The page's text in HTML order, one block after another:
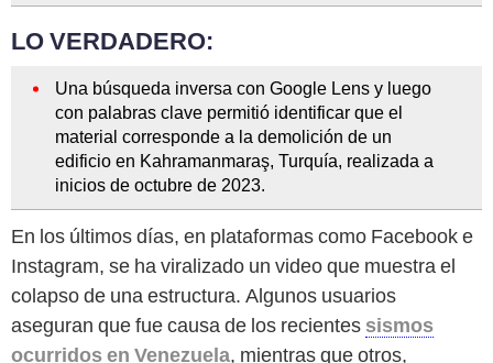
LO VERDADERO:
Una búsqueda inversa con Google Lens y luego
con palabras clave permitió identificar que el
material corresponde a la demolición de un
edificio en Kahramanmaraş, Turquía, realizada a
inicios de octubre de 2023.
En los últimos días, en plataformas como Facebook e
Instagram, se ha viralizado un video que muestra el
colapso de una estructura. Algunos usuarios
aseguran que fue causa de los recientes sismos
ocurridos en Venezuela, mientras que otros,